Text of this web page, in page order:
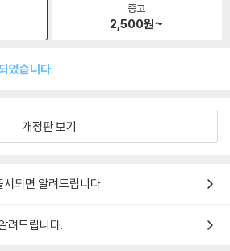
중고
2,500원~
었습니다.
개정판 보기
되면 알려드립니다.
려드립니다.